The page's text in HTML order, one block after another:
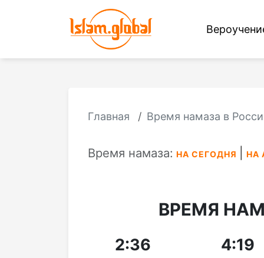
Главная Время намаза в
Время намаза: НА СЕГОДНЯ НА
ВРЕМЯ
2:36
4:19